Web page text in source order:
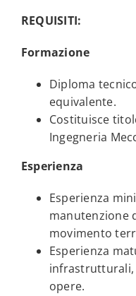
REQUISITI:
Formazione
Diploma
equivalente.
Costituisce
Ingegneria
Esperienza
Esperienza
manutenzione
movimento
Esperienza
infrastrutturali,
opere.